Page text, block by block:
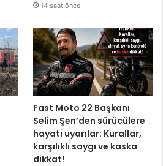
14 saat önce
Fast Moto 22 Başkanı
Selim Şen’den sürücülere
hayati uyarılar: Kurallar,
karşılıklı saygı ve kaska
dikkat!